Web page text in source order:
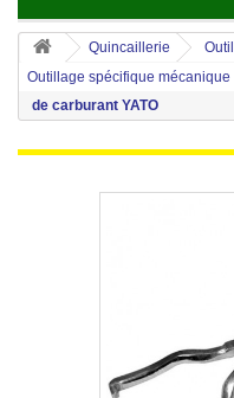
Quincaillerie
Outillage spécifique mécanique
de carburant YATO